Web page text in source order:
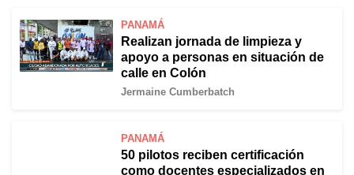
PANAMÁ
Realizan jornada de limpieza y
apoyo a personas en situación de
calle en Colón
Jermaine Cumberbatch
PANAMÁ
50 pilotos reciben certificación
como docentes especializados en